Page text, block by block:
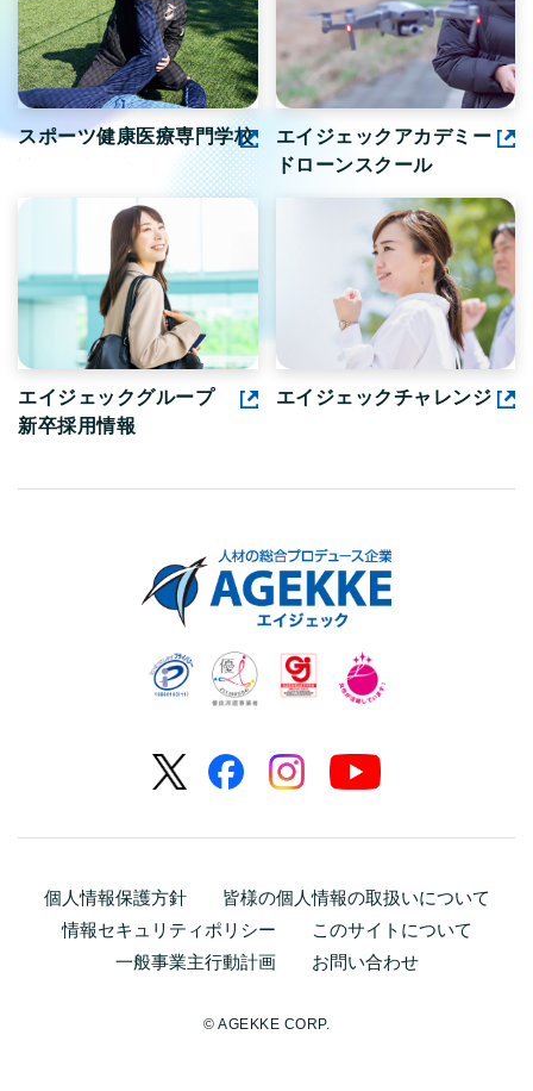
スポーツ健康医療専門学校
エイジェックアカデミー
ドローンスクール
エイジェックグループ
新卒採用情報
エイジェックチャレンジ
個人情報保護方針
皆様の個人情報の取扱いについて
情報セキュリティポリシー
このサイトについて
一般事業主行動計画
お問い合わせ
© AGEKKE CORP.